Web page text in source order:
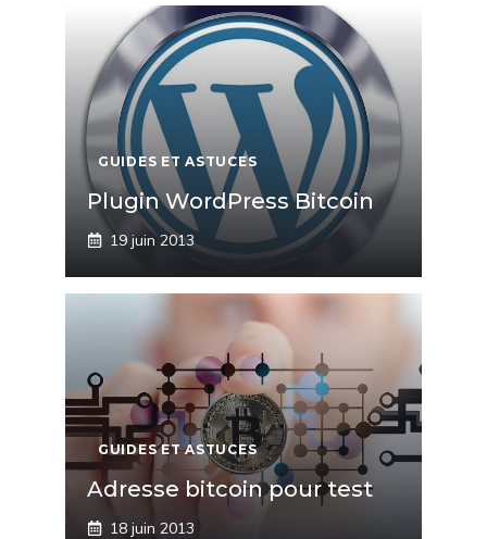
GUIDES ET ASTUCES
Plugin WordPress Bitcoin
19 juin 2013
GUIDES ET ASTUCES
Adresse bitcoin pour test
18 juin 2013